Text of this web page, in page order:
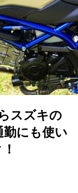
スズキの
勤にも使い